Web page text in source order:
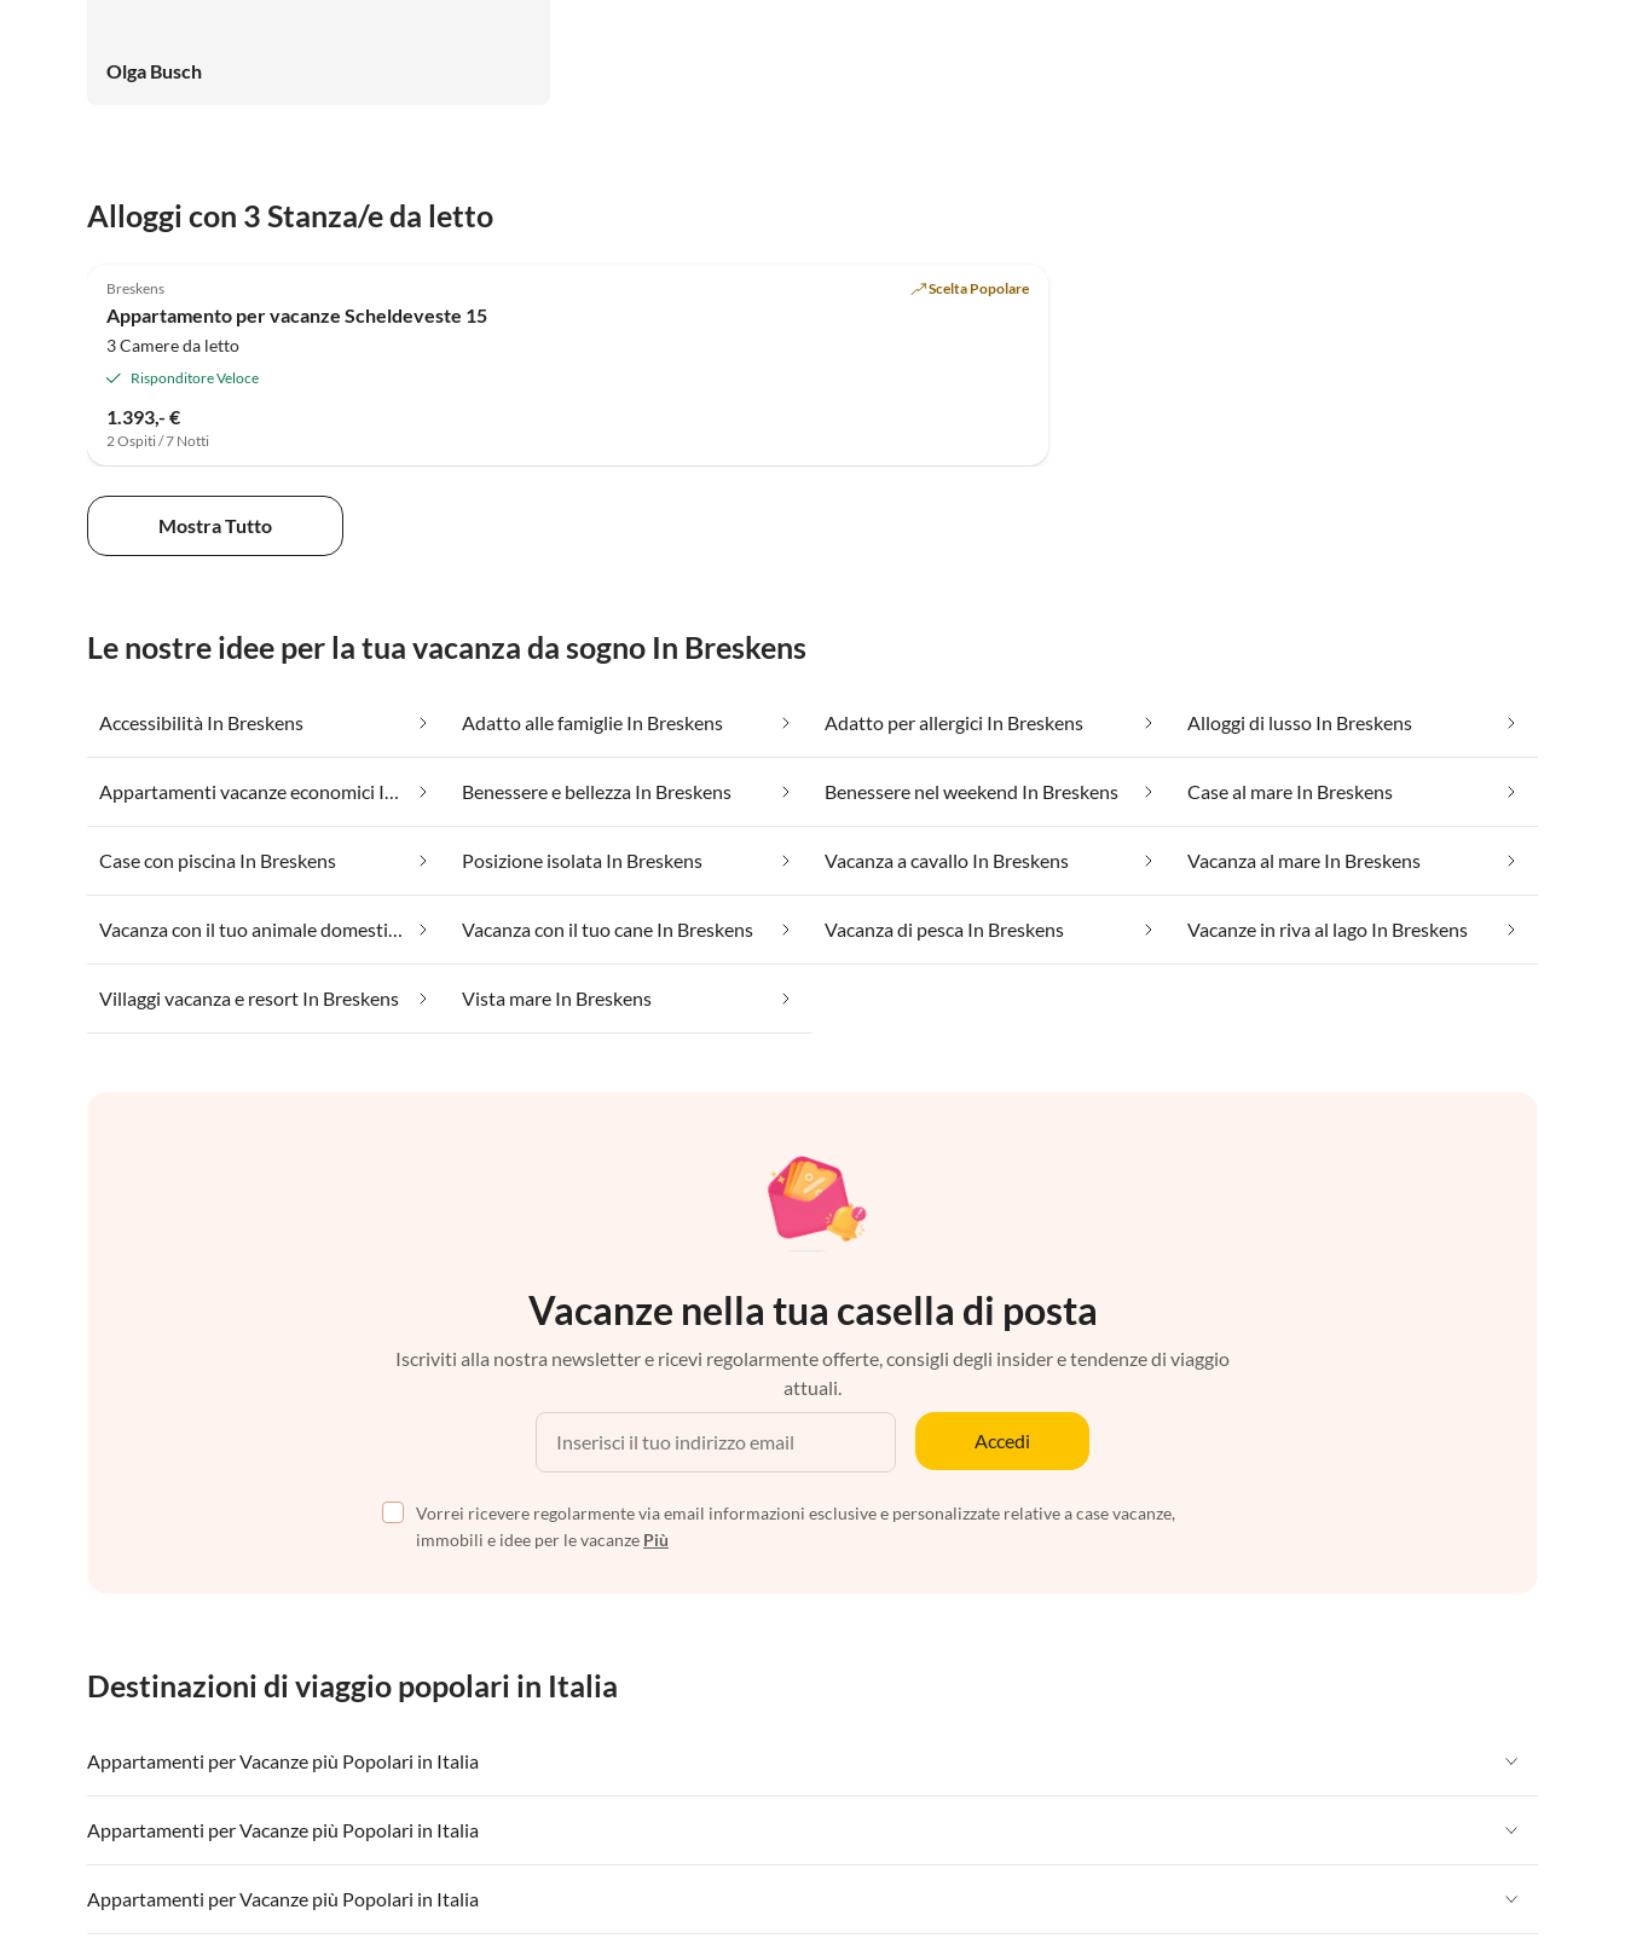
Olga Busch
Alloggi con 3 Stanza/e da letto
Breskens Scelta Popolare
Appartamento per vacanze Scheldeveste 15
3 Camere da letto
Risponditore Veloce
1.393,- €
2 Ospiti / 7 Notti
Mostra Tutto
Le nostre idee per la tua vacanza da sogno In Breskens
Accessibilità In Breskens Adatto alle famiglie In Breskens Adatto per allergici In Breskens Alloggi di lusso In Breskens
Appartamenti vacanze economici In Breskens Benessere e bellezza In Breskens Benessere nel weekend In Breskens Case al mare In Breskens
Case con piscina In Breskens Posizione isolata In Breskens Vacanza a cavallo In Breskens Vacanza al mare In Breskens
Vacanza con il tuo animale domestico In Breskens Vacanza con il tuo cane In Breskens Vacanza di pesca In Breskens Vacanze in riva al lago In Breskens
Villaggi vacanza e resort In Breskens Vista mare In Breskens
Vacanze nella tua casella di posta
Iscriviti alla nostra newsletter e ricevi regolarmente offerte, consigli degli insider e tendenze di viaggio
attuali.
Accedi
Vorrei ricevere regolarmente via email informazioni esclusive e personalizzate relative a case vacanze,
immobili e idee per le vacanze Più
Destinazioni di viaggio popolari in Italia
Appartamenti per Vacanze più Popolari in Italia
Appartamenti per Vacanze in Italia Appartamenti per Vacanze in Liguria
Appartamenti per Vacanze in Lago di Garda Appartamenti per Vacanze in Lago di Como
Appartamenti per Vacanze più Popolari in Italia
Appartamenti per Vacanze in Italia Appartamenti per Vacanze in Liguria
Appartamenti per Vacanze in Lago di Garda Appartamenti per Vacanze in Lago di Como
Appartamenti per Vacanze più Popolari in Italia